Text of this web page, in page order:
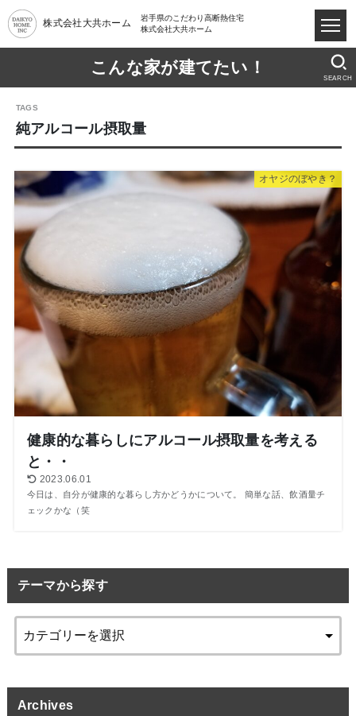
株式会社大共ホーム
岩手県のこだわり高断熱住宅
株式会社大共ホーム
こんな家が建てたい！
SEARCH
純アルコール摂取量
オヤジのぼやき？
健康的な暮らしにアルコール摂取量を考える
と・・
2023.06.01
今日は、自分が健康的な暮らし方かどうかについて。 簡単な話、飲酒量チ
ェックかな（笑
テーマから探す
Archives